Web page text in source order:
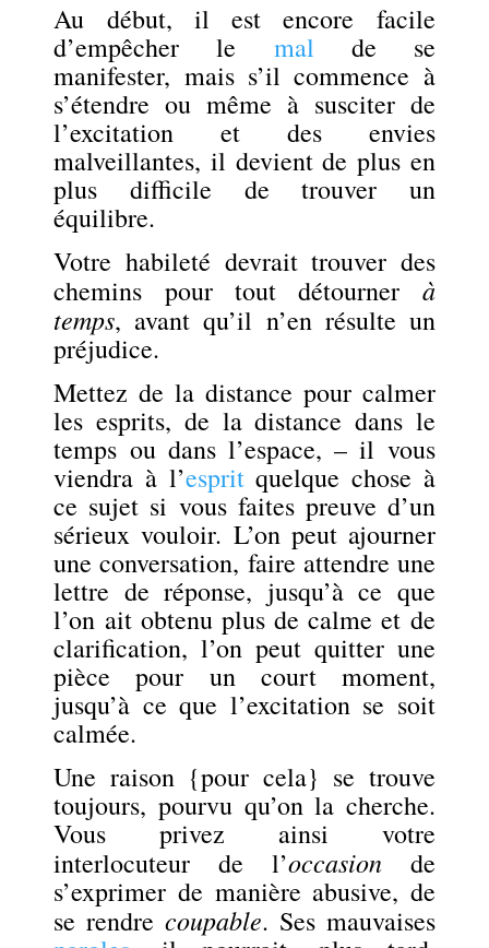
Au début, il est encore facile
d’empêcher le mal de se
manifester, mais s’il commence à
s’étendre ou même à susciter de
l’excitation et des envies
malveillantes, il devient de plus en
plus difficile de trouver un
équilibre.
Votre habileté devrait trouver des
chemins pour tout détourner à
temps, avant qu’il n’en résulte un
préjudice.
Mettez de la distance pour calmer
les esprits, de la distance dans le
temps ou dans l’espace, – il vous
viendra à l’espritquelque chose à
ce sujet si vous faites preuve d’un
sérieux vouloir. L’on peut ajourner
une conversation, faire attendre une
lettre de réponse, jusqu’à ce que
l’on ait obtenu plus de calme et de
clarification, l’on peut quitter une
pièce pour un court moment,
jusqu’à ce que l’excitation se soit
calmée.
Une raison {pour cela} se trouve
toujours, pourvu qu’on la cherche.
Vous privez ainsi votre
interlocuteur de l’occasionde
s’exprimer de manière abusive, de
se rendre coupable. Ses mauvaises